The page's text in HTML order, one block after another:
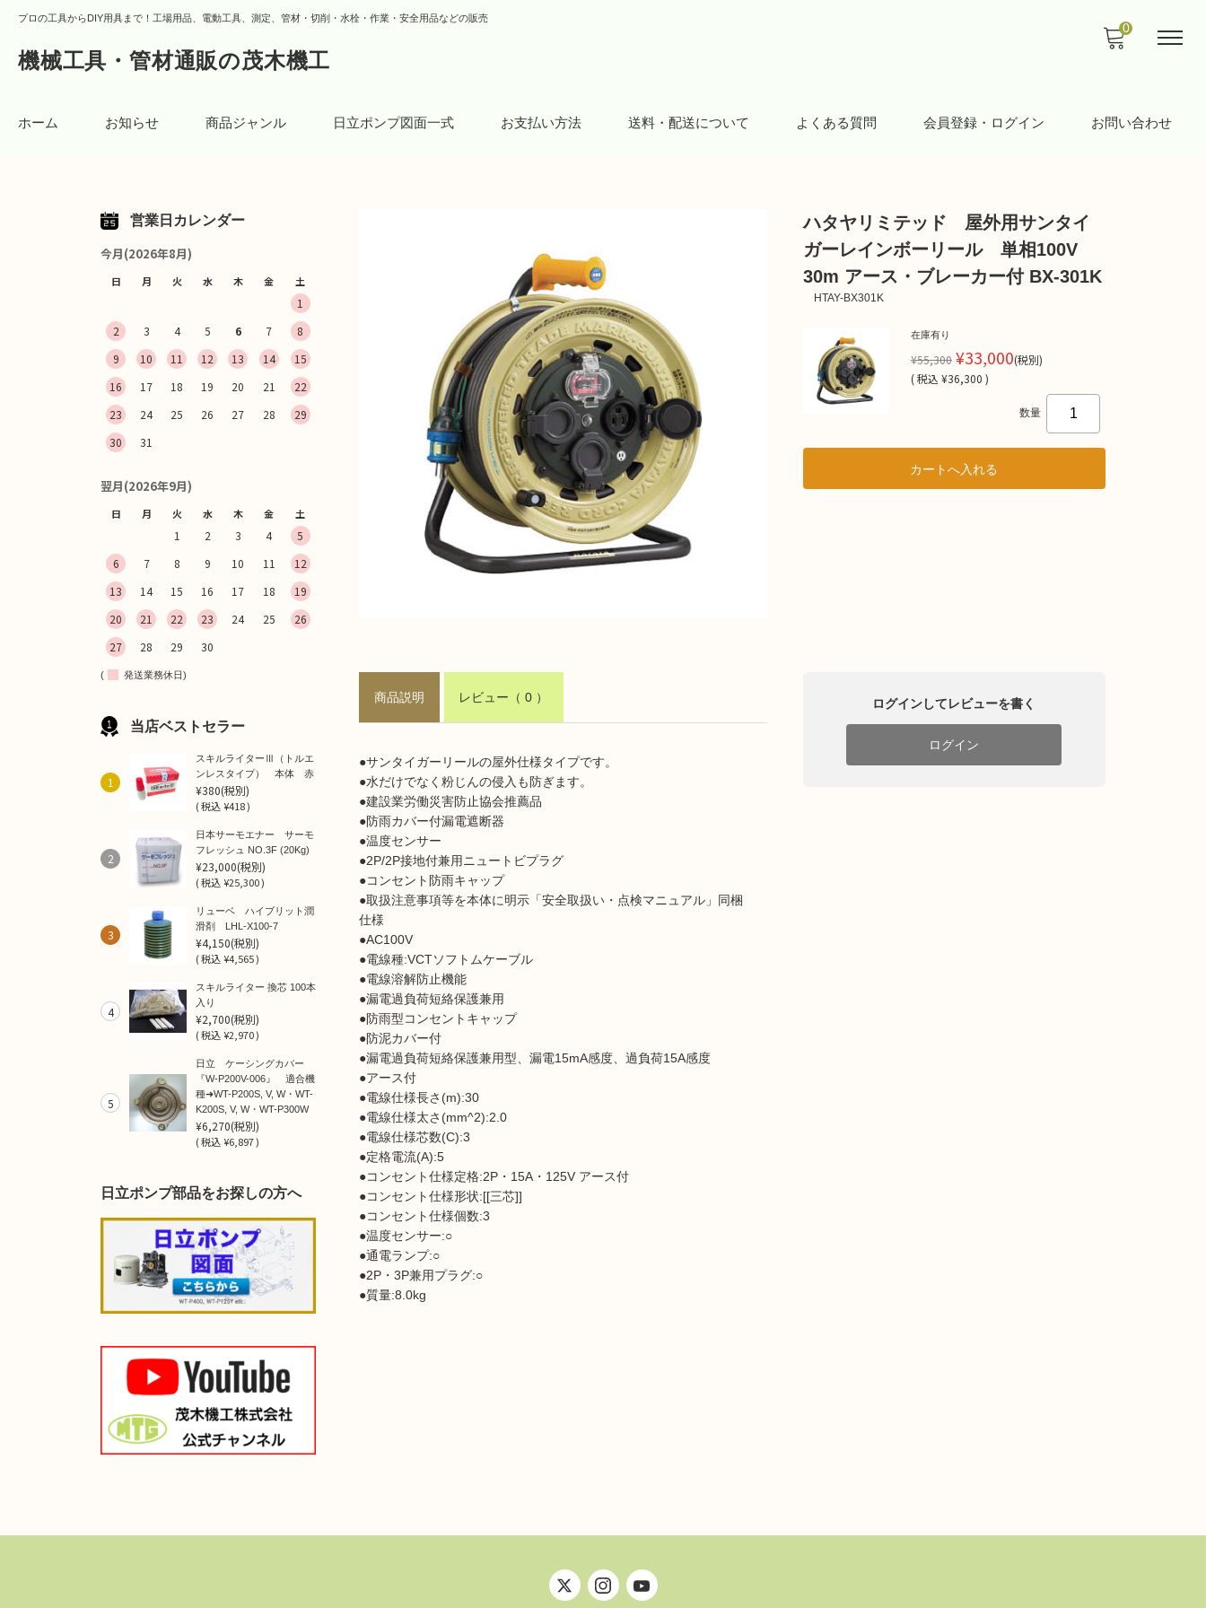
プロの工具からDIY用具まで！工場用品、電動工具、測定、管材・切削・水栓・作業・安全用品などの販売
機械工具・管材通販の茂木機工
ホーム お知らせ 商品ジャンル 日立ポンプ図面一式 お支払い方法 送料・配送について よくある質問 会員登録・ログイン お問い合わせ
0
ハタヤリミテッド 屋外用サンタイ
ガーレインボーリール 単相100V
30m アース・ブレーカー付 BX-301K
HTAY-BX301K
在庫有り
¥55,300¥33,000(税別)
(税込 ¥36,300 )
数量
商品説明 レビュー （ 0 ）
●サンタイガーリールの屋外仕様タイプです。
●水だけでなく粉じんの侵入も防ぎます。
●建設業労働災害防止協会推薦品
●防雨カバー付漏電遮断器
●温度センサー
●2P/2P接地付兼用ニュートビプラグ
●コンセント防雨キャップ
●取扱注意事項等を本体に明示「安全取扱い・点検マニュアル」同梱
仕様
●AC100V
●電線種:VCTソフトムケーブル
●電線溶解防止機能
●漏電過負荷短絡保護兼用
●防雨型コンセントキャップ
●防泥カバー付
●漏電過負荷短絡保護兼用型、漏電15mA感度、過負荷15A感度
●アース付
●電線仕様長さ(m):30
●電線仕様太さ(mm^2):2.0
●電線仕様芯数(C):3
●定格電流(A):5
●コンセント仕様定格:2P・15A・125V アース付
●コンセント仕様形状:[[三芯]]
●コンセント仕様個数:3
●温度センサー:○
●通電ランプ:○
●2P・3P兼用プラグ:○
●質量:8.0kg
ログインしてレビューを書く
ログイン
営業日カレンダー
今月(2026年8月)
日 月 火 水 木 金 土
1
2
3 4 5 6 7
8
9
10 11 12 13 14
15
16
17 18 19 20 21
22
23
24 25 26 27 28
29
30
31
翌月(2026年9月)
日 月 火 水 木 金 土
1 2 3 4
5
6
7 8 9 10 11
12
13
14 15 16 17 18
19
20
21 22 23 24 25
26
27
28 29 30
( 発送業務休日)
当店ベストセラー
1
スキルライターⅢ（トルエ
ンレスタイプ） 本体 赤
¥380(税別)
(税込¥418 )
2
日本サーモエナー サーモ
フレッシュ NO.3F (20Kg)
¥23,000(税別)
(税込¥25,300 )
3
リューベ ハイブリット潤
滑剤 LHL-X100-7
¥4,150(税別)
(税込¥4,565 )
4
スキルライター 換芯 100本
入り
¥2,700(税別)
(税込¥2,970 )
5
日立 ケーシングカバー
『W-P200V-006』 適合機
種➜WT-P200S, V, W・WT-
K200S, V, W・WT-P300W
¥6,270(税別)
(税込¥6,897 )
日立ポンプ部品をお探しの方へ